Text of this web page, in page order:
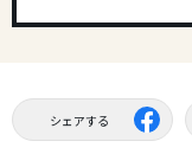
シェアする